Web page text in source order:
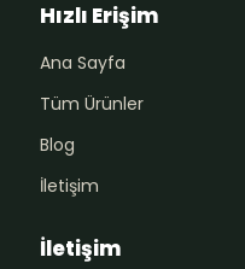
Hızlı Erişim
Ana Sayfa
Tüm Ürünler
Blog
İletişim
İletişim